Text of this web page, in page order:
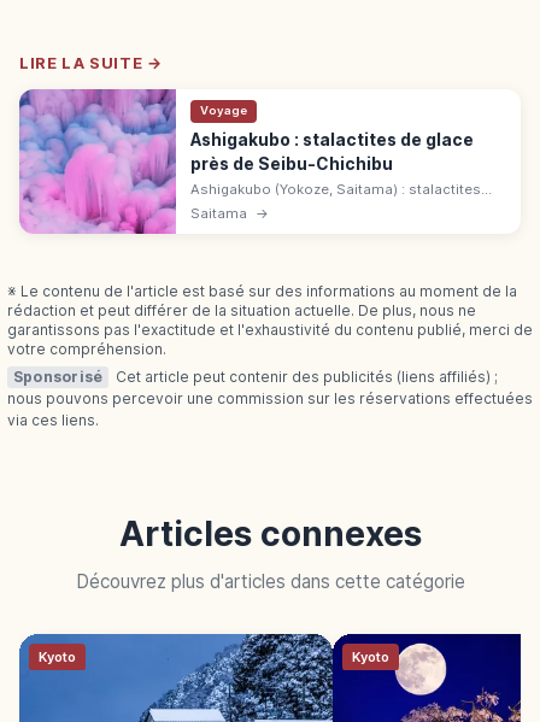
LIRE LA SUITE →
Voyage
Ashigakubo : stalactites de glace
près de Seibu-Chichibu
Ashigakubo (Yokoze, Saitama) : stalactites
artificielles, l'un des 3 sites de Chichibu. Gare
Saitama →
※ Le contenu de l'article est basé sur des informations au moment de la
rédaction et peut différer de la situation actuelle. De plus, nous ne
garantissons pas l'exactitude et l'exhaustivité du contenu publié, merci de
votre compréhension.
Sponsorisé
Cet article peut contenir des publicités (liens affiliés) ;
nous pouvons percevoir une commission sur les réservations effectuées
via ces liens.
Articles connexes
Découvrez plus d'articles dans cette catégorie
Kyoto Kyoto